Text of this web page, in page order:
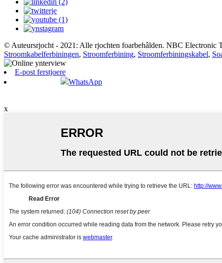
© Auteursrjocht - 2021: Alle rjochten foarbehâlden. NBC Electronic
Stroomkabelferbiningen, Stroomferbining, Stroomferbiningskabel,
E-post ferstjoere
WhatsApp
x